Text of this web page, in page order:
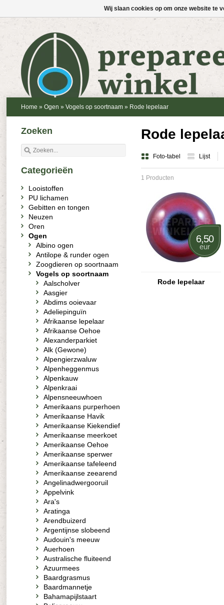
Home » Ogen » Vogels op soortnaam » Rode lepelaar
Rode
Foto-tabel Lijst
1 Producten
6,50
eur
Rode lepelaar
Zoeken
Categorieën
Looistoffen
PU lichamen
Gebitten en tongen
Neuzen
Oren
Ogen
Albino ogen
Antilope & runder ogen
Zoogdieren op soortnaam
Vogels op soortnaam
Aalscholver
Aasgier
Abdims ooievaar
Adeliepinguïn
Afrikaanse lepelaar
Afrikaanse Oehoe
Alexanderparkiet
Alk (Gewone)
Alpengierzwaluw
Alpenheggenmus
Alpenkauw
Alpenkraai
Alpensneeuwhoen
Amerikaans purperhoen
Amerikaanse Havik
Amerikaanse Kiekendief
Amerikaanse meerkoet
Amerikaanse Oehoe
Amerikaanse sperwer
Amerikaanse tafeleend
Amerikaanse zeearend
Angelinadwergooruil
Appelvink
Ara's
Aratinga
Arendbuizerd
Argentijnse slobeend
Audouin's meeuw
Auerhoen
Australische fluiteend
Azuurmees
Baardgrasmus
Baardmannetje
Bahamapijlstaart
Wij slaan cookies op om onze website te